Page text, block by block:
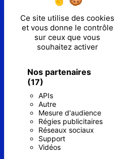
Ce site utilise des cookies
et vous donne le contrôle
sur ceux que vous
souhaitez activer
Nos partenaires
(17)
APIs
Autre
Mesure d'audience
Régies publicitaires
Réseaux sociaux
Support
Vidéos
Combien font
En cochant
** Les données
seul but de répondre à
portabilité, de
de vos données